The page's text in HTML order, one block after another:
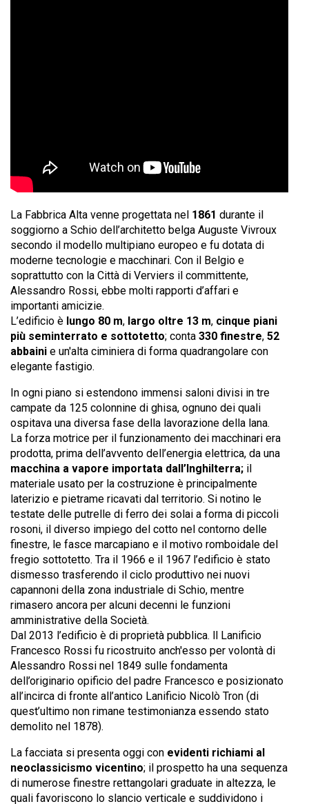
La Fabbrica Alta venne progettata nel 1861 durante il
soggiorno a Schio dell’architetto belga Auguste Vivroux
secondo il modello multipiano europeo e fu dotata di
moderne tecnologie e macchinari. Con il Belgio e
soprattutto con la Città di Verviers il committente,
Alessandro Rossi, ebbe molti rapporti d’affari e
importanti amicizie.
L’edificio è lungo 80 m, largo oltre 13 m, cinque piani
più seminterrato e sottotetto; conta 330 finestre, 52
abbaini e un'alta ciminiera di forma quadrangolare con
elegante fastigio.
In ogni piano si estendono immensi saloni divisi in tre
campate da 125 colonnine di ghisa, ognuno dei quali
ospitava una diversa fase della lavorazione della lana.
La forza motrice per il funzionamento dei macchinari era
prodotta, prima dell’avvento dell’energia elettrica, da una
macchina a vapore importata dall’Inghilterra; il
materiale usato per la costruzione è principalmente
laterizio e pietrame ricavati dal territorio. Si notino le
testate delle putrelle di ferro dei solai a forma di piccoli
rosoni, il diverso impiego del cotto nel contorno delle
finestre, le fasce marcapiano e il motivo romboidale del
fregio sottotetto. Tra il 1966 e il 1967 l’edificio è stato
dismesso trasferendo il ciclo produttivo nei nuovi
capannoni della zona industriale di Schio, mentre
rimasero ancora per alcuni decenni le funzioni
amministrative della Società.
Dal 2013 l’edificio è di proprietà pubblica. ll Lanificio
Francesco Rossi fu ricostruito anch'esso per volontà di
Alessandro Rossi nel 1849 sulle fondamenta
dell’originario opificio del padre Francesco e posizionato
all’incirca di fronte all’antico Lanificio Nicolò Tron (di
quest’ultimo non rimane testimonianza essendo stato
demolito nel 1878).
La facciata si presenta oggi con evidenti richiami al
neoclassicismo vicentino; il prospetto ha una sequenza
di numerose finestre rettangolari graduate in altezza, le
quali favoriscono lo slancio verticale e suddividono i